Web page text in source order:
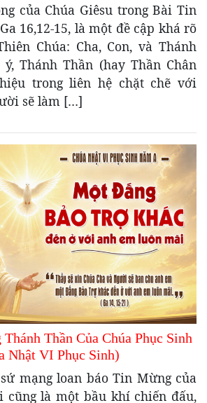
của Chúa Giêsu trong Bài Tin
16,12-15, là một đề cập khá rõ
Chúa: Cha, Con, và Thánh
Thánh Thần (hay Thần Chân
trong liên hệ chặt chẽ với
sẽ làm […]
Thần Của Chúa Phục Sinh
Nhật VI Phục Sinh)
mạng loan báo Tin Mừng của
cũng là một bầu khí chiến đấu,